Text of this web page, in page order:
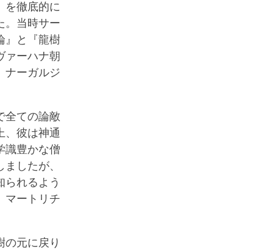
を徹底的に
。当時サー
』と『龍樹
ァーハナ朝
ナーガルジ
全ての論敵
、彼は神通
識豊かな僧
したが、
られるよう
マートリチ
の元に戻り